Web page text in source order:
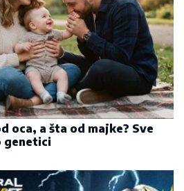
oca, a šta od majke? Sve
genetici